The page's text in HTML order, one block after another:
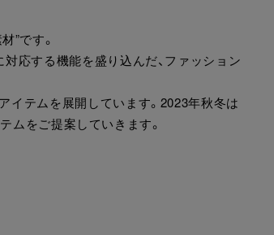
”です。
対応する機能を盛り込んだ、ファッション
イテムを展開しています。2023年秋冬は
ムをご提案していきます。